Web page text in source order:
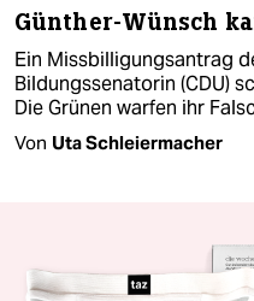
Günther-Wünsch
Ein Missbilligungsantrag
Bildungssenatorin (CDU)
Die Grünen warfen ihr
Von Uta Schleiermacher